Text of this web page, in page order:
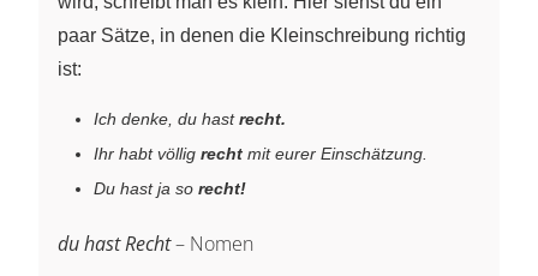
paar Sätze, in denen die Kleinschreibung richtig
ist:
Ich denke, du hastrecht.
Ihr habt völlig recht mit eurer Einschätzung.
Du hast ja so recht!
du hast Recht– Nomen